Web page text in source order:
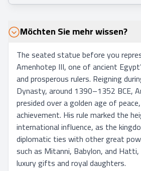
Möchten Sie mehr wissen?
The seated statue before you
Amenhotep III, one of ancient
and prosperous rulers. Reigning
Dynasty, around 1390–1352 BCE,
presided over a golden age of
achievement. His rule marked the
international influence, as the
diplomatic ties with other great
such as Mitanni, Babylon, and
luxury gifts and royal daughters.